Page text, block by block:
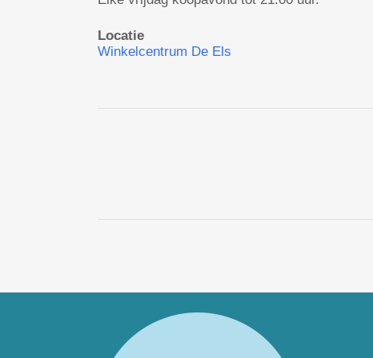
Locatie
Winkelcentrum De Els